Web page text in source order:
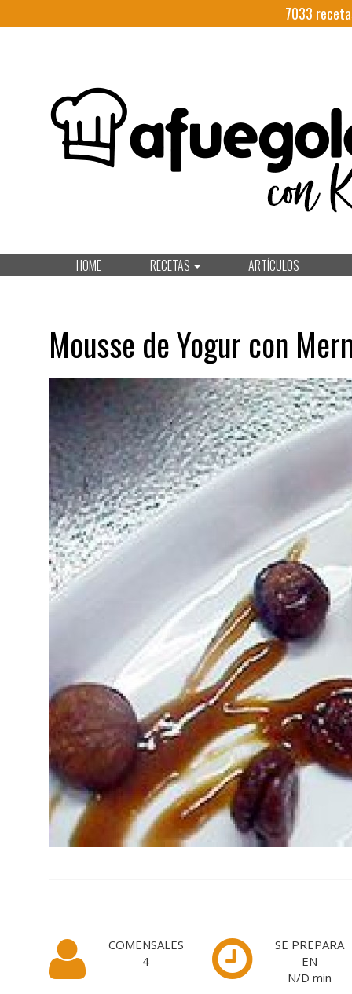
7033
HOME RECETAS ARTÍCULOS
Mousse de Yogur con
COMENSALES
4
SE PREPARA
EN
N/D min